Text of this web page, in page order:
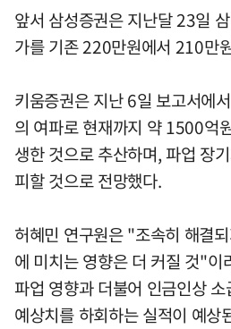
앞서 삼성증권은 지난달 23일
가를 기존 220만원에서 210만
키움증권은 지난 6일 보고서에
의 여파로 현재까지 약 1500억
생한 것으로 추산하며, 파업 장
피할 것으로 전망했다.
허혜민 연구원은 "조속히 해결
에 미치는 영향은 더 커질 것"
파업 영향과 더불어 인금인상
예상치를 하회하는 실적이 예상